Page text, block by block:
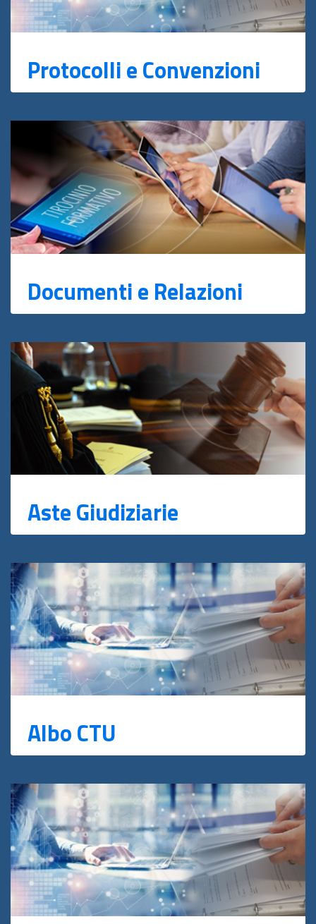
Protocolli e Convenzioni
Documenti e Relazioni
Aste Giudiziarie
Albo CTU